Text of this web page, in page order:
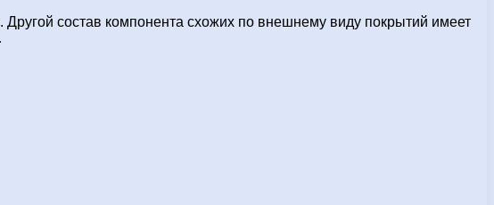
состав компонента схожих по внешнему виду покрытий имеет